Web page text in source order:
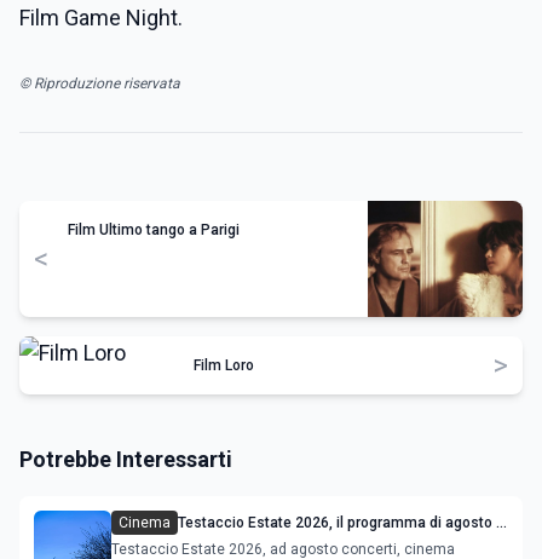
Film Game Night.
© Riproduzione riservata
<
Film Ultimo tango a Parigi
Film Loro >
Potrebbe Interessarti
Cinema Testaccio Estate 2026, il programma di agosto e
Ferragosto
Testaccio Estate 2026, ad agosto concerti, cinema